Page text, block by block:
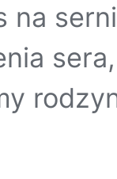
na